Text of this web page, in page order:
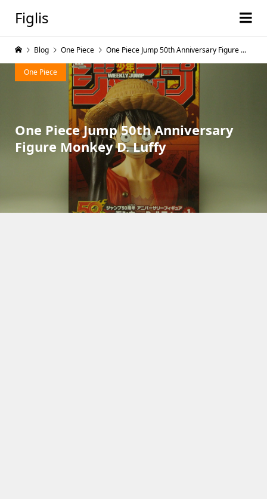
Figlis
One Piece Jump 50th Anniversary
Figure Monkey D. Luffy
One Piece
Blog One Piece One Piece Jump 50th Anniversary Figure Monkey D. Luffy